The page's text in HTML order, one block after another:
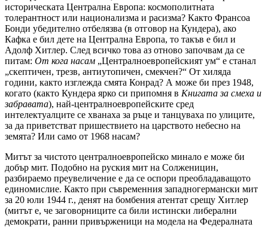
историческата Централна Европа: космополитната
толерантност или национализма и расизма? Както Франсоа
Бонди убедително отбелязва (в отговор на Кундера), ако
Кафка е бил дете на Централна Европа, то такъв е бил и
Адолф Хитлер. След всичко това аз отново започвам да се
питам: От кога насам „Централноевропейският ум“ е станал
„скептичен, трезв, антиутопичен, смекчен?“ От хиляда
години, както изглежда смята Конрад? А може би през 1948,
когато (както Кундера ярко си припомня в Книгата за смеха и
забравата), най-централноевропейските сред
интелектуалците се хванаха за ръце и танцуваха по улиците,
за да приветстват пришествието на царството небесно на
земята? Или само от 1968 насам?
Митът за чистото централноевропейско минало е може би
добър мит. Подобно на руския мит на Солженицин,
разбираемо преувеличение е да се оспори преобладаващото
единомислие. Както при съвременния западногермански мит
за 20 юли 1944 г., денят на бомбения атентат срещу Хитлер
(митът е, че заговорниците са били истински либерални
демократи, ранни привърженици на модела на Федералната